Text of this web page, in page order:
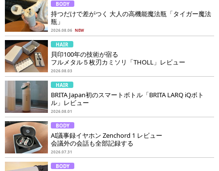
BODY
持つだけで差がつく 大人の高機能魔法瓶「タイガー魔法
瓶」
2026.08.06 NEW
HAIR
貝印100年の技術が宿る
フルメタル５枚刃カミソリ「THOLL」レビュー
2026.08.03
HAIR
BRITA Japan初のスマートボトル「BRITA LARQ iQボト
ル」レビュー
2026.08.01
BODY
AI議事録イヤホン Zenchord 1 レビュー
会議外の会話も全部記録する
2026.07.31
BODY